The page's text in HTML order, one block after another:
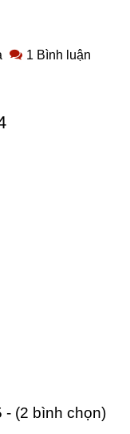
1 Bình luận
- (2 bình chọn)